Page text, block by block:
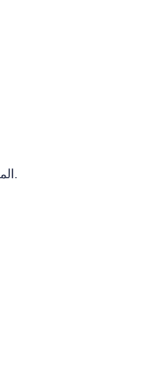
توفر بطارية ليثيوم بوليمر عالية الكثافة وقت تشغيل فائق الطول يصل إلى 480 دقيقة حتى تحت تشغيل WiFi المستمر.